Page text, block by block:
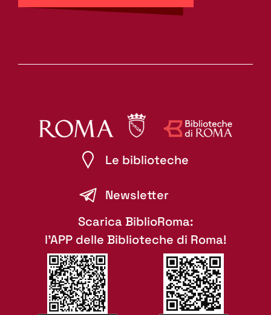
Le biblioteche
Newsletter
Scarica BiblioRoma:
l'APP delle Biblioteche di Roma!